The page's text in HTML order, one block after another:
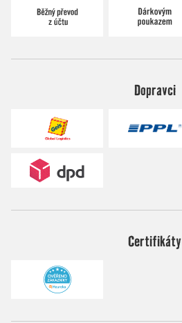
Dopravci
Certifikáty